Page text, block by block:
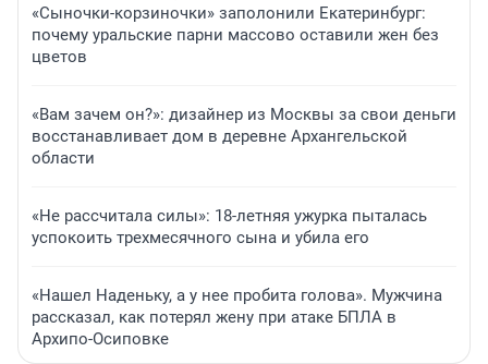
«Сыночки-корзиночки» заполонили Екатеринбург:
почему уральские парни массово оставили жен без
цветов
«Вам зачем он?»: дизайнер из Москвы за свои деньги
восстанавливает дом в деревне Архангельской
области
«Не рассчитала силы»: 18-летняя ужурка пыталась
успокоить трехмесячного сына и убила его
«Нашел Наденьку, а у нее пробита голова». Мужчина
рассказал, как потерял жену при атаке БПЛА в
Архипо-Осиповке